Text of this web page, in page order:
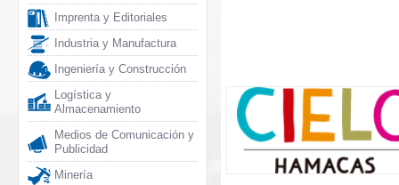
Imprenta y Editoriales
Industria y Manufactura
Ingeniería y Construcción
Logística y
Almacenamiento
Medios de Comunicación y
Publicidad
Minería